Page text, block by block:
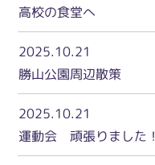
高校の食堂へ
2025.10.21
勝山公園周辺散策
2025.10.21
運動会 頑張りました！